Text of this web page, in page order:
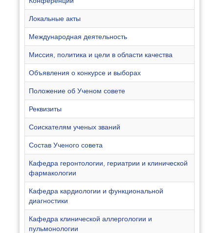
Локальные акты
Международная деятельность
Миссия, политика и цели в области качества
Объявления о конкурсе и выборах
Положение об Ученом совете
Реквизиты
Соискателям ученых званий
Состав Ученого совета
Кафедра геронтологии, гериатрии и клинической
фармакологии
Кафедра кардиологии и функциональной
диагностики
Кафедра клинической аллергологии и
пульмонологии